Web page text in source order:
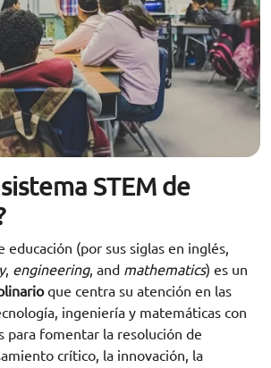
STEM de
educación (por sus siglas en inglés,
, engineering, and mathematics) es un
que centra su atención en las
ingeniería y matemáticas con
para fomentar la resolución de
crítico, la innovación, la